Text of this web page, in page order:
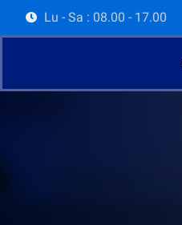
Lu - Sa : 08.00 - 17.00